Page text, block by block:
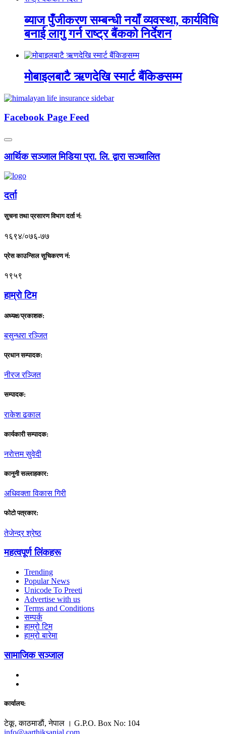
ब्याज पुँजीकरण सम्बन्धी नयाँ व्यवस्था, कार्यविधि
बनाई लागु गर्न राष्ट्र बैंकको निर्देशन
मोबाइलबाटै ऋणदेखि स्मार्ट बैंकिङसम्म
Facebook Page Feed
आर्थिक सञ्जाल मिडिया प्रा. लि. द्वारा सञ्चालित
दर्ता
सुचना तथा प्रसारण विभाग दर्ता नं:
१६९४/०७६-७७
प्रेस काउन्सिल सूचिकरण नं:
१९५९
हाम्राे टिम
अध्यक्ष/प्रकाशक:
बसुन्धरा रञ्जित
प्रधान सम्पादक:
नीरज रञ्जित
सम्पादक:
राकेश ढकाल
कार्यकारी सम्पादक:
नराेत्तम सुवेदी
कानुनी सल्लाहकार:
अधिवक्ता विकास गिरी
फाेटाे पत्रकार:
तेजेन्द्र श्रेष्ठ
महत्वपूर्ण लिंकहरू
Trending
Popular News
Unicode To Preeti
Advertise with us
Terms and Conditions
सम्पर्क
हाम्रो टिम
हाम्रो बारेमा
सामाजिक सञ्जाल
कार्यालय:
टेकू, काठमाडाैं, नेपाल । G.P.O. Box No: 104
info@aarthiksanjal.com